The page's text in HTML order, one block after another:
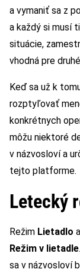
a vymaniť sa z
a každý si musí
situácie,
vhodná pre
Keď sa už k
rozptyľovať
konkrétnych
môžu niektoré
v názvosloví a
tejto platforme.
Letecký
Režim Lietadlo
Režim v lietadle
sa v názvosloví